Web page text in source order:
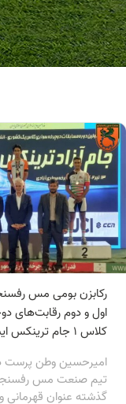
رکابزن بومی مس
اول و دوم رقابت‌های
کلاس 1 جام ترینکس ایستاد
امیرحسین وطن پرست
تیم صنعت مس
گذشته عنوان قهرمانی